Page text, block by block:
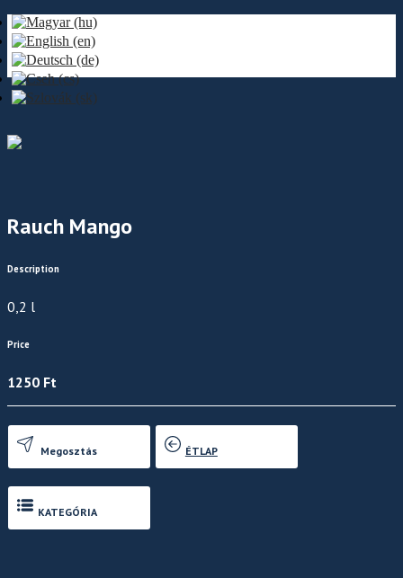
Rauch Mango
Description
0,2 l
Price
1250 Ft
Megosztás ÉTLAP
KATEGÓRIA